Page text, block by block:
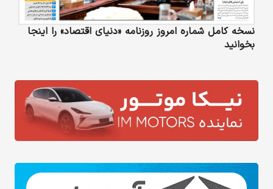
نسخه کامل شماره امروز روزنامه «دنیای‌ اقتصاد» را اینجا
بخوانید